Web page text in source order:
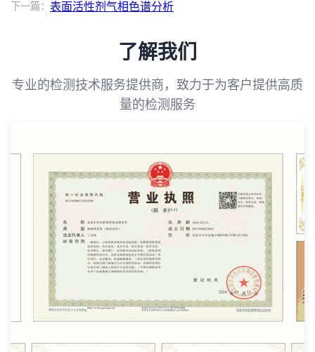
下一篇： 表面活性剂气相色谱分析
了解我们
专业的检测技术服务提供商，致力于为客户提供高质
量的检测服务